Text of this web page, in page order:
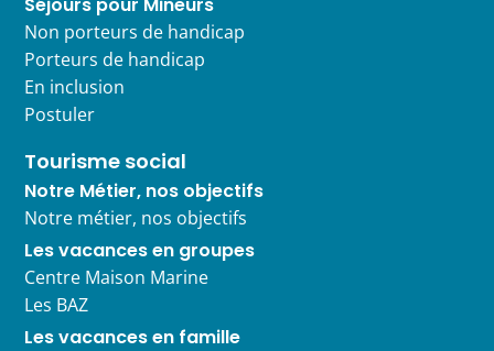
Non porteurs de handicap
Porteurs de handicap
En inclusion
Postuler
Tourisme social
Notre Métier, nos objectifs
Notre métier, nos objectifs
Les vacances en groupes
Centre Maison Marine
Les BAZ
Les vacances en famille